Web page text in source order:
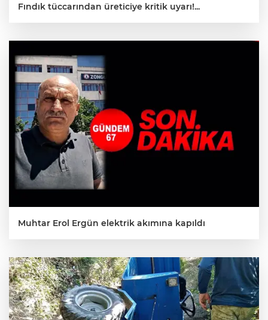
Fındık tüccarından üreticiye kritik uyarı!...
Muhtar Erol Ergün elektrik akımına kapıldı